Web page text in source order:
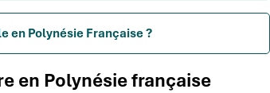
en Polynésie Française ?
en Polynésie française